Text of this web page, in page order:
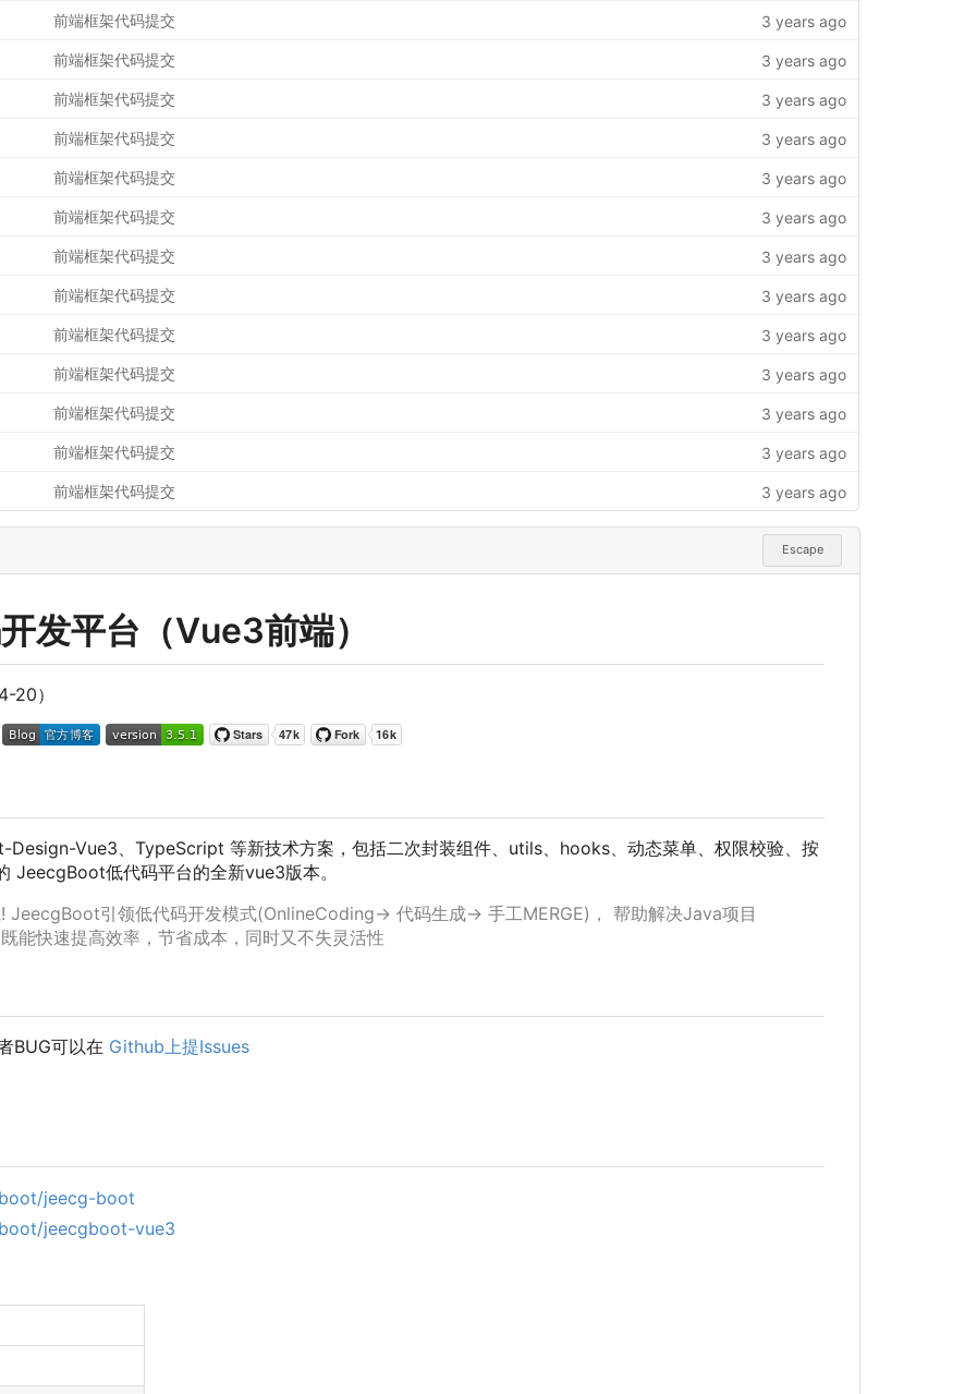
前端框架代码提交 3 years ago
前端框架代码提交 3 years ago
前端框架代码提交 3 years ago
前端框架代码提交 3 years ago
前端框架代码提交 3 years ago
前端框架代码提交 3 years ago
前端框架代码提交 3 years ago
前端框架代码提交 3 years ago
前端框架代码提交 3 years ago
前端框架代码提交 3 years ago
前端框架代码提交 3 years ago
前端框架代码提交 3 years ago
前端框架代码提交 3 years ago
Escape
发平台 （Vue3前端）
20）
Vue3、TypeScript 等新技术方案 ， 包括二次封装组件、utils、hooks、动态菜单、权限校验、按
JeecgBoot低代码平台的全新vue3版本。
JeecgBoot引领低代码开发模式(OnlineCoding-> 代码生成-> 手工MERGE) ，
帮助解决Java项目
能快速提高效率，节省成本，同时又不失灵活性
BUG可以在 Github上提Issues
jeecg-boot
jeecgboot-vue3